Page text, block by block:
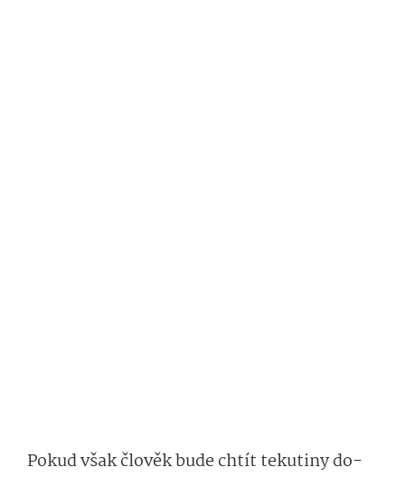
Pokudvšakčlo­věk bude chtít tekutinydo­